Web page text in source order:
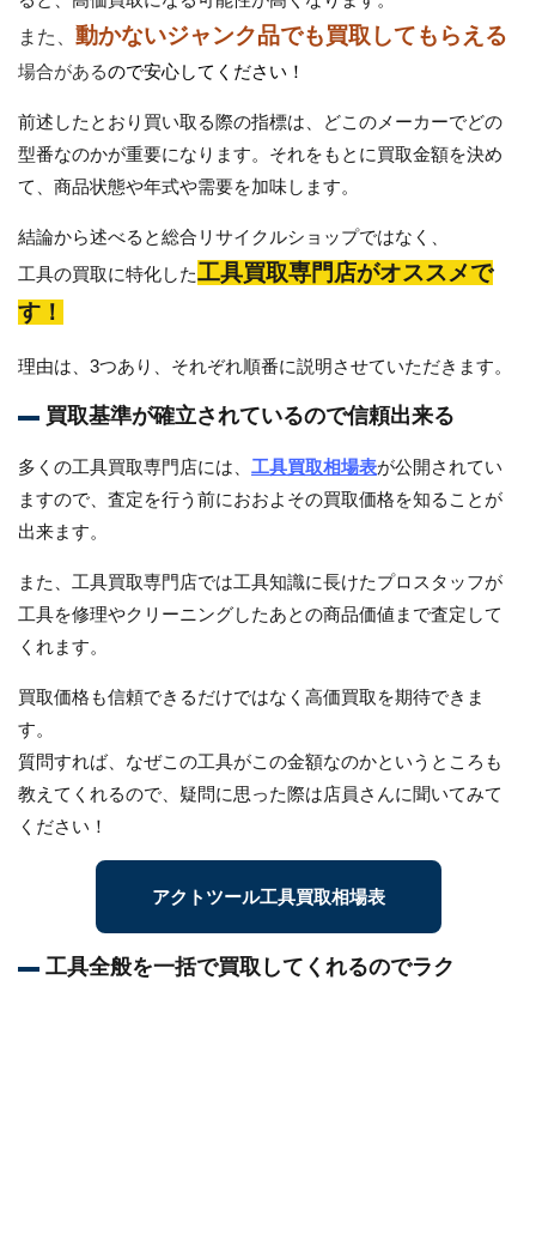
また、 動かないジャンク品でも買取してもらえる
場合があるので安心してください！
前述したとおり買い取る際の指標は、どこのメーカーでどの
型番なのかが重要になります。それをもとに買取金額を決め
て、商品状態や年式や需要を加味します。
結論から述べると総合リサイクルショップではなく、
工具の買取に特化した工具買取専門店がオススメで
す！
理由は、3つあり、それぞれ順番に説明させていただきます。
買取基準が確立されているので信頼出来る
多くの工具買取専門店には、 工具買取相場表が公開されてい
ますので、査定を行う前におおよその買取価格を知ることが
出来ます。
また、工具買取専門店では工具知識に長けたプロスタッフが
工具を修理やクリーニングしたあとの商品価値まで査定して
くれます。
買取価格も信頼できるだけではなく高価買取を期待できま
す。
質問すれば、なぜこの工具がこの金額なのかというところも
教えてくれるので、疑問に思った際は店員さんに聞いてみて
ください！
アクトツール工具買取相場表
工具全般を一括で買取してくれるのでラク